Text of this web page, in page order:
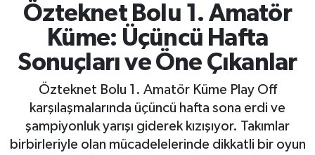
Özteknet Bolu 1. Amatör
Küme: Üçüncü Hafta
Sonuçları ve Öne Çıkanlar
Özteknet Bolu 1. Amatör Küme Play Off
karşılaşmalarında üçüncü hafta sona erdi ve
şampiyonluk yarışı giderek kızışıyor. Takımlar
birbirleriyle olan mücadelelerinde dikkatli bir oyun